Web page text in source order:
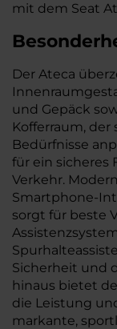
mit dem Seat
Der Ateca
und Gepäck
Kofferraum,
Bedürfnisse
für ein sicheres
Verkehr.
Smartphone-
sorgt für beste
Sicherheit und
hinaus bietet
die Leistung
markante,